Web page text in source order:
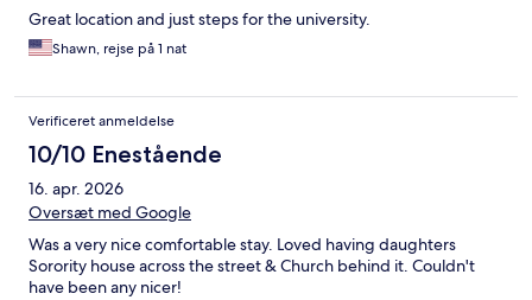
Great location and just steps for the university.
Shawn, rejse på 1 nat
Verificeret anmeldelse
10/10 Enestående
16. apr. 2026
Oversæt med Google
Was a very nice comfortable stay. Loved having daughters
Sorority house across the street & Church behind it. Couldn't
have been any nicer!